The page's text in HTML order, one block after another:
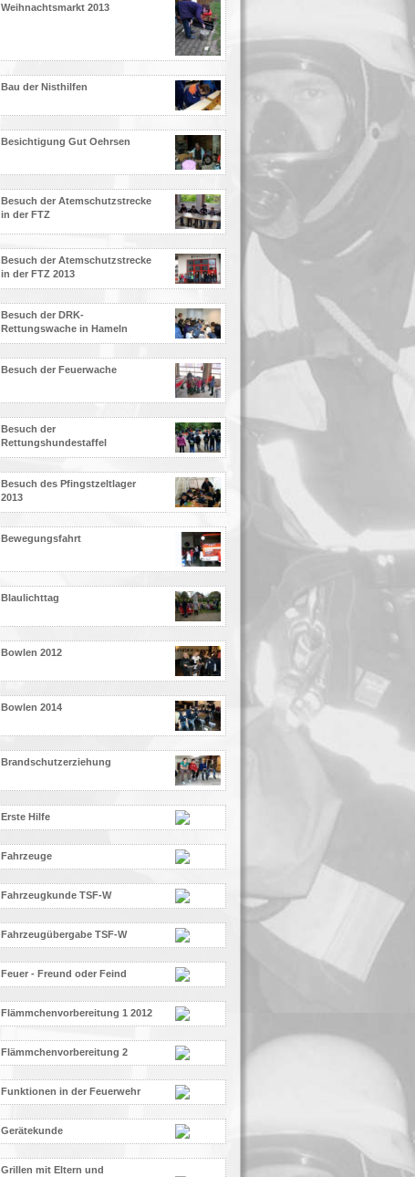
Weihnachtsmarkt 2013
Bau der Nisthilfen
Besichtigung Gut Oehrsen
Besuch der Atemschutzstrecke
in der FTZ
Besuch der Atemschutzstrecke
in der FTZ 2013
Besuch der DRK-
Rettungswache in Hameln
Besuch der Feuerwache
Besuch der
Rettungshundestaffel
Besuch des Pfingstzeltlager
2013
Bewegungsfahrt
Blaulichttag
Bowlen 2012
Bowlen 2014
Brandschutzerziehung
Erste Hilfe
Fahrzeuge
Fahrzeugkunde TSF-W
Fahrzeugübergabe TSF-W
Feuer - Freund oder Feind
Flämmchenvorbereitung 1 2012
Flämmchenvorbereitung 2
Funktionen in der Feuerwehr
Gerätekunde
Grillen mit Eltern und